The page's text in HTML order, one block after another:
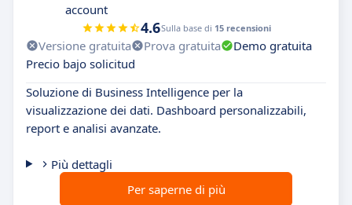
account
4.6Sulla base di 15 recensioni
Versione gratuita Prova gratuita
Demo gratuita
Precio bajo solicitud
Soluzione di Business Intelligence per la
visualizzazione dei dati. Dashboard personalizzabili,
report e analisi avanzate.
Più dettagli
Per saperne di più